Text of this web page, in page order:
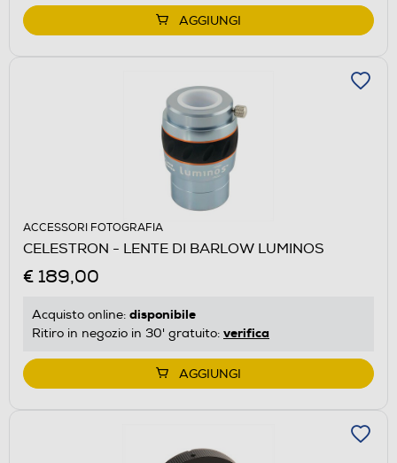
AGGIUNGI
ACCESSORI FOTOGRAFIA
CELESTRON - LENTE DI BARLOW LUMINOS
€ 189,00
Acquisto online: disponibile
Ritiro in negozio in 30' gratuito: verifica
AGGIUNGI